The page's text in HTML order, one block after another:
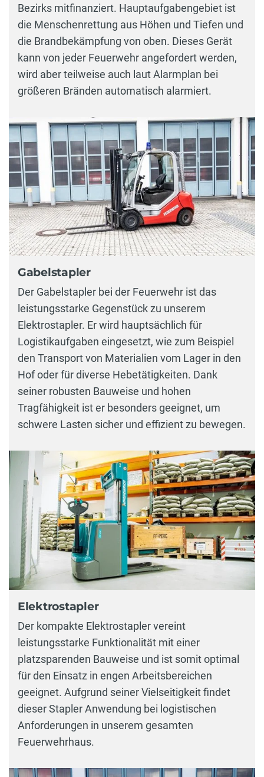
Bezirks mitfinanziert. Hauptaufgabengebiet ist
die Menschenrettung aus Höhen und Tiefen und
die Brandbekämpfung von oben. Dieses Gerät
kann von jeder Feuerwehr angefordert werden,
wird aber teilweise auch laut Alarmplan bei
größeren Bränden automatisch alarmiert.
Gabelstapler
Der Gabelstapler bei der Feuerwehr ist das
leistungsstarke Gegenstück zu unserem
Elektrostapler. Er wird hauptsächlich für
Logistikaufgaben eingesetzt, wie zum Beispiel
den Transport von Materialien vom Lager in den
Hof oder für diverse Hebetätigkeiten. Dank
seiner robusten Bauweise und hohen
Tragfähigkeit ist er besonders geeignet, um
schwere Lasten sicher und effizient zu bewegen.
Elektrostapler
Der kompakte Elektrostapler vereint
leistungsstarke Funktionalität mit einer
platzsparenden Bauweise und ist somit optimal
für den Einsatz in engen Arbeitsbereichen
geeignet. Aufgrund seiner Vielseitigkeit findet
dieser Stapler Anwendung bei logistischen
Anforderungen in unserem gesamten
Feuerwehrhaus.